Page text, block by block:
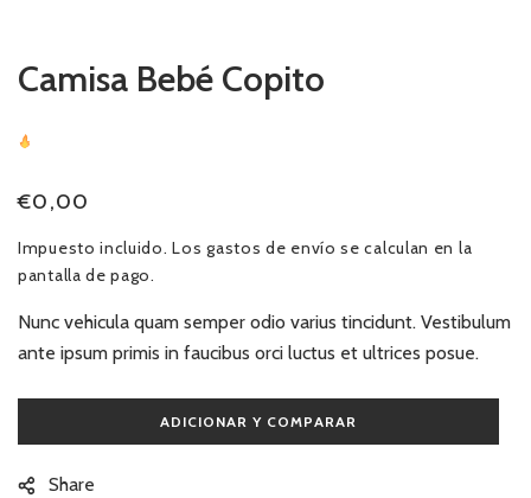
Camisa Bebé Copito
Precio
€0,00
Impuesto incluido. Losgastos de envío se calculan en la
pantalla de pago.
Nunc vehicula quam semper odio varius tincidunt. Vestibulum
ante ipsum primis in faucibus orci luctus et ultrices posue.
Share